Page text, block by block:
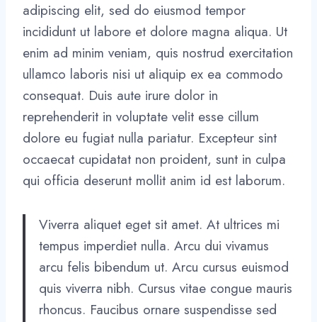
adipiscing elit, sed do eiusmod tempor
incididunt ut labore et dolore magna aliqua. Ut
enim ad minim veniam, quis nostrud exercitation
ullamco laboris nisi ut aliquip ex ea commodo
consequat. Duis aute irure dolor in
reprehenderit in voluptate velit esse cillum
dolore eu fugiat nulla pariatur. Excepteur sint
occaecat cupidatat non proident, sunt in culpa
qui officia deserunt mollit anim id est laborum.
Viverra aliquet eget sit amet. At ultrices mi
tempus imperdiet nulla. Arcu dui vivamus
arcu felis bibendum ut. Arcu cursus euismod
quis viverra nibh. Cursus vitae congue mauris
rhoncus. Faucibus ornare suspendisse sed